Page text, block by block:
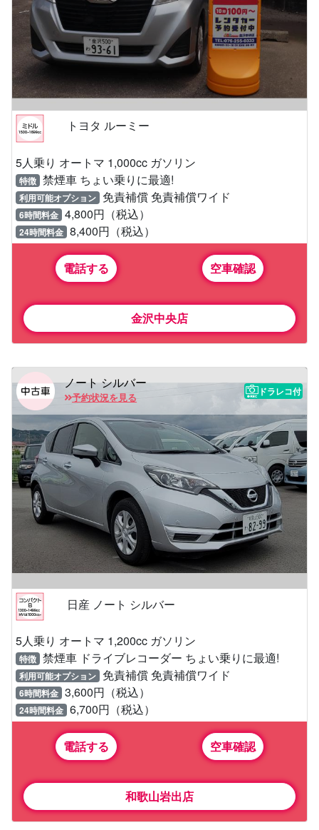
トヨタ ルーミー
5人乗り オートマ 1,000cc ガソリン
特徴 禁煙車 ちょい乗りに最適!
利用可能オプション 免責補償 免責補償ワイド
6時間料金 4,800円（税込）
24時間料金 8,400円（税込）
電話する 空車確認
金沢中央店
ノート シルバー
予約状況を見る
ドラレコ付
日産 ノート シルバー
5人乗り オートマ 1,200cc ガソリン
特徴 禁煙車 ドライブレコーダー ちょい乗りに最適!
利用可能オプション 免責補償 免責補償ワイド
6時間料金 3,600円（税込）
24時間料金 6,700円（税込）
電話する 空車確認
和歌山岩出店